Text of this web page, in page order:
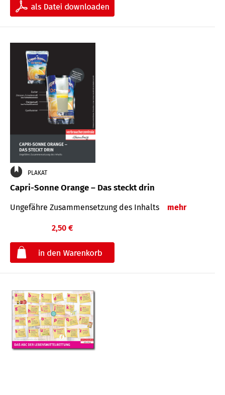
PLAKAT
Capri-Sonne Orange – Das steckt drin
Ungefähre Zu­sammen­setzung des Inhalts mehr
2,50 €